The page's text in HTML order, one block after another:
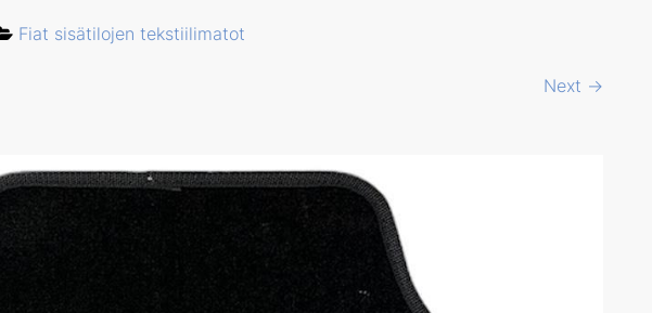
Fiat sisätilojen tekstiilimatot
Next →